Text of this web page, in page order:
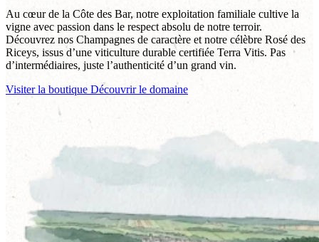
Au cœur de la Côte des Bar, notre exploitation familiale cultive la
vigne avec passion dans le respect absolu de notre terroir.
Découvrez nos Champagnes de caractère et notre célèbre Rosé des
Riceys, issus d’une viticulture durable certifiée Terra Vitis. Pas
d’intermédiaires, juste l’authenticité d’un grand vin.
Visiter la boutique Découvrir le domaine